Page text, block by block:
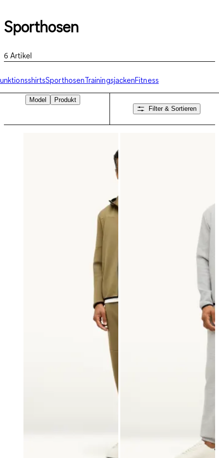
Sporthosen
6 Artikel
SporthosenTrainingsjackenFitness
Model
Produkt
Filter & Sortieren